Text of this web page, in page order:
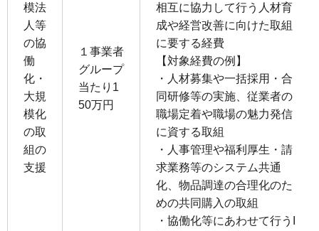
模法
⼈等
の協
働
化・
⼤規
模化
の取
組の
⽀援
１事業者
グループ
当たり1
50万円
相互に協⼒して⾏う⼈材育
成や経営改善に向けた取組
に要する経費
【対象経費の例】
・⼈材募集や⼀括採⽤・合
同研修等の実施、従業者の
職場定着や職場の魅⼒発信
に資する取組
・⼈事管理や福利厚⽣・請
求業務等のシステム共通
化、物品調達の合理化のた
めの共同購⼊の取組
・協働化等にあわせて⾏うI